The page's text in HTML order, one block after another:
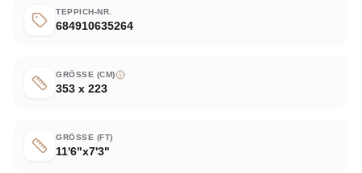
TEPPICH-NR.
684910635264
GRÖSSE (CM)
353 x 223
GRÖSSE (FT)
11'6"x7'3"